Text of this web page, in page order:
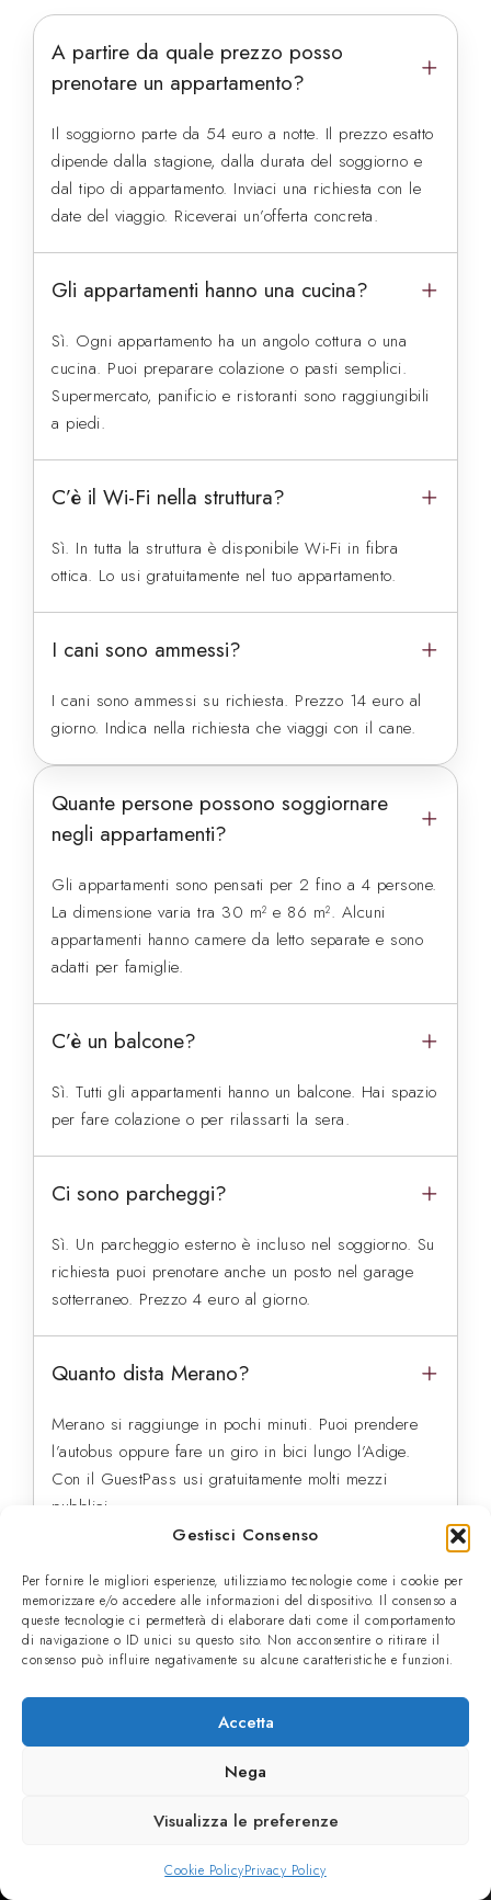
Gestisci Consenso
Per fornire le migliori esperienze, utilizziamo tecnologie come i cookie per
memorizzare e/o accedere alle informazioni del dispositivo. Il consenso a
queste tecnologie ci permetterà di elaborare dati come il comportamento
di navigazione o ID unici su questo sito. Non acconsentire o ritirare il
consenso può influire negativamente su alcune caratteristiche e funzioni.
Accetta
Nega
Visualizza le preferenze
Cookie PolicyPrivacy Policy
A partire da quale prezzo posso
prenotare un appartamento?
Il soggiorno parte da 54 euro a notte. Il prezzo esatto
dipende dalla stagione, dalla durata del soggiorno e
dal tipo di appartamento. Inviaci una richiesta con le
date del viaggio. Riceverai un’offerta concreta.
Gli appartamenti hanno una cucina?
Sì. Ogni appartamento ha un angolo cottura o una
cucina. Puoi preparare colazione o pasti semplici.
Supermercato, panificio e ristoranti sono raggiungibili
a piedi.
C’è il Wi-Fi nella struttura?
Sì. In tutta la struttura è disponibile Wi-Fi in fibra
ottica. Lo usi gratuitamente nel tuo appartamento.
I cani sono ammessi?
I cani sono ammessi su richiesta. Prezzo 14 euro al
giorno. Indica nella richiesta che viaggi con il cane.
Quante persone possono soggiornare
negli appartamenti?
Gli appartamenti sono pensati per 2 fino a 4 persone.
La dimensione varia tra 30 m² e 86 m². Alcuni
appartamenti hanno camere da letto separate e sono
adatti per famiglie.
C’è un balcone?
Sì. Tutti gli appartamenti hanno un balcone. Hai spazio
per fare colazione o per rilassarti la sera.
Ci sono parcheggi?
Sì. Un parcheggio esterno è incluso nel soggiorno. Su
richiesta puoi prenotare anche un posto nel garage
sotterraneo. Prezzo 4 euro al giorno.
Quanto dista Merano?
Merano si raggiunge in pochi minuti. Puoi prendere
l’autobus oppure fare un giro in bici lungo l’Adige.
Con il GuestPass usi gratuitamente molti mezzi
pubblici.
Alinvest Srl
Via Peter-Thalguter 20 I-39022 Lagundo